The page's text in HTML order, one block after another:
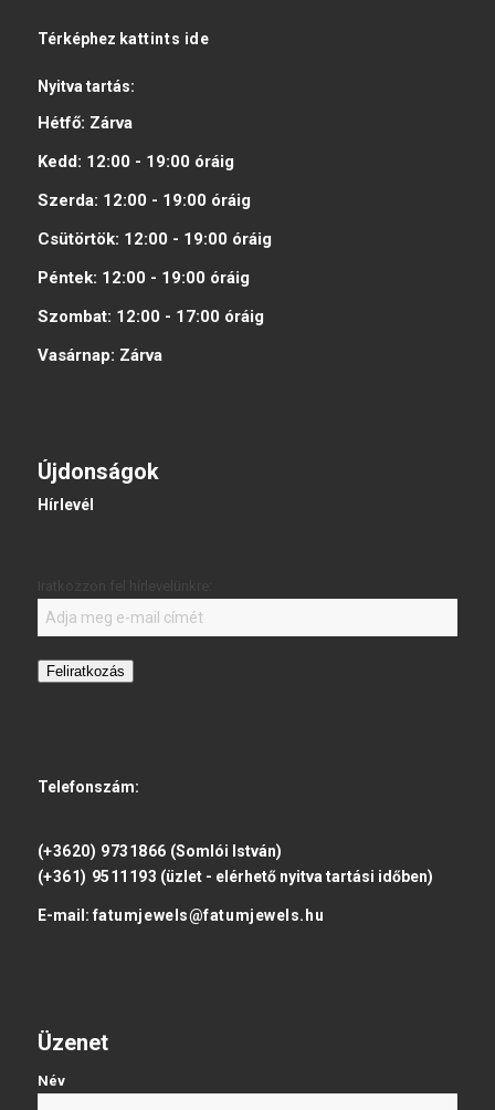
Térképhez kattints ide
Nyitva tartás:
Hétfő: Zárva
Kedd: 12:00 - 19:00 óráig
Szerda: 12:00 - 19:00 óráig
Csütörtök: 12:00 - 19:00 óráig
Péntek: 12:00 - 19:00 óráig
Szombat: 12:00 - 17:00 óráig
Vasárnap: Zárva
Újdonságok
Hírlevél
Feliratkozás
Telefonszám:
(+3620) 9731866 (Somlói István)
(+361) 9511193 (üzlet - elérhető nyitva tartási időben)
E-mail: fatumjewels@fatumjewels.hu
Üzenet
Név